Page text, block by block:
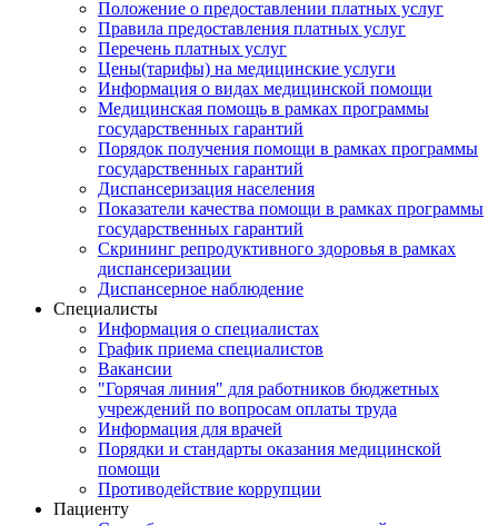
Положение о предоставлении платных услуг
Правила предоставления платных услуг
Перечень платных услуг
Цены(тарифы) на медицинские услуги
Информация о видах медицинской помощи
Медицинская помощь в рамках программы
государственных гарантий
Порядок получения помощи в рамках программы
государственных гарантий
Диспансеризация населения
Показатели качества помощи в рамках программы
государственных гарантий
Скрининг репродуктивного здоровья в рамках
диспансеризации
Диспансерное наблюдение
Специалисты
Информация о специалистах
График приема специалистов
Вакансии
"Горячая линия" для работников бюджетных
учреждений по вопросам оплаты труда
Информация для врачей
Порядки и стандарты оказания медицинской
помощи
Противодействие коррупции
Пациенту